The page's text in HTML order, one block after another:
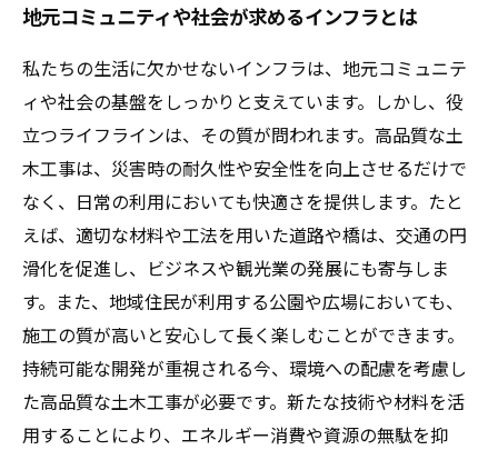
地元コミュニティや社会が求めるインフラとは
私たちの生活に欠かせないインフラは、地元コミュニテ
ィや社会の基盤をしっかりと支えています。しかし、役
立つライフラインは、その質が問われます。高品質な土
木工事は、災害時の耐久性や安全性を向上させるだけで
なく、日常の利用においても快適さを提供します。たと
えば、適切な材料や工法を用いた道路や橋は、交通の円
滑化を促進し、ビジネスや観光業の発展にも寄与しま
す。また、地域住民が利用する公園や広場においても、
施工の質が高いと安心して長く楽しむことができます。
持続可能な開発が重視される今、環境への配慮を考慮し
た高品質な土木工事が必要です。新たな技術や材料を活
用することにより、エネルギー消費や資源の無駄を抑